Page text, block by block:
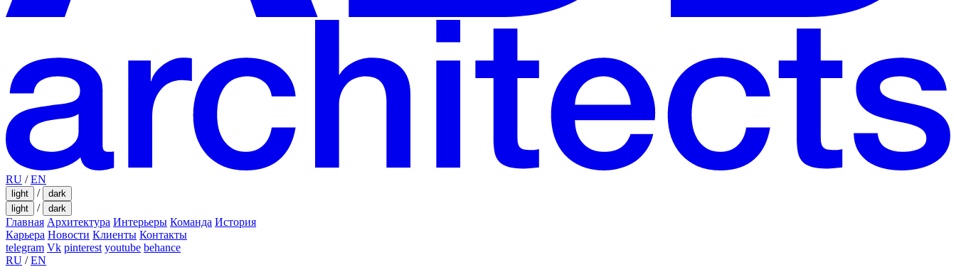
RU / EN
light /
dark
light
/ dark
Главная Архитектура Интерьеры Команда История
Карьера Новости Клиенты Контакты
telegram Vk pinterest youtube behance
RU / EN